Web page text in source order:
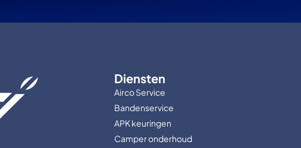
Diensten
Airco Service
Bandenservice
APK keuringen
Camper onderhoud